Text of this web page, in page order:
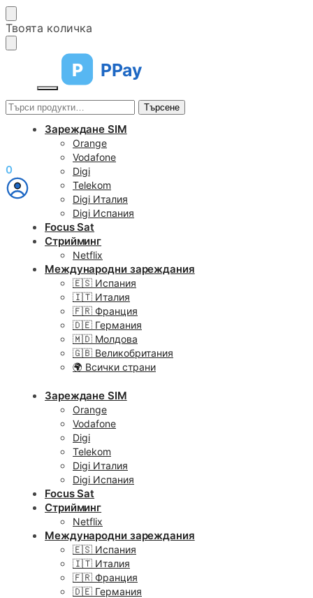
Skip
to
Skip
to
Твоята количка
P PPay
Търсене
Търсене
0
Зареждане SIM
Orange
Vodafone
Digi
Telekom
Digi Италия
Digi Испания
Focus Sat
Стрийминг
Netflix
Международни зареждания
🇪🇸 Испания
🇮🇹 Италия
🇫🇷 Франция
🇩🇪 Германия
🇲🇩 Молдова
🇬🇧 Великобритания
🌍 Всички страни
Зареждане SIM
Orange
Vodafone
Digi
Telekom
Digi Италия
Digi Испания
Focus Sat
Стрийминг
Netflix
Международни зареждания
🇪🇸 Испания
🇮🇹 Италия
🇫🇷 Франция
🇩🇪 Германия